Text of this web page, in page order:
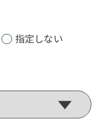
指定しない